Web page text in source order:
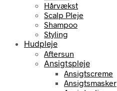
Hårvækst
Scalp Pleje
Shampoo
Styling
Hudpleje
Aftersun
Ansigtspleje
Ansigtscreme
Ansigtsmasker